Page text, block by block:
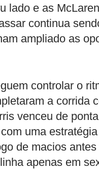
lado e as
continua
ampliado as
controlar o
a corrida
venceu de
uma
de macios
apenas em